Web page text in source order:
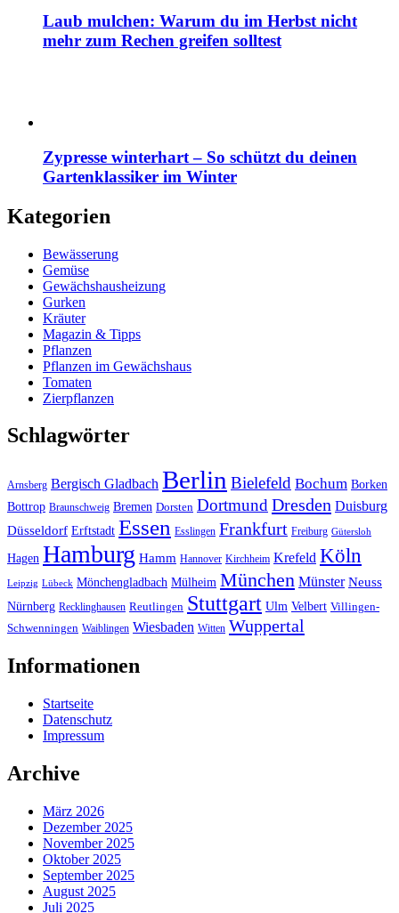
Laub mulchen: Warum du im Herbst nicht
mehr zum Rechen greifen solltest
Zypresse winterhart – So schützt du deinen
Gartenklassiker im Winter
Kategorien
Bewässerung
Gemüse
Gewächshausheizung
Gurken
Kräuter
Magazin & Tipps
Pflanzen
Pflanzen im Gewächshaus
Tomaten
Zierpflanzen
Schlagwörter
Arnsberg Bergisch Gladbach Berlin Bielefeld Bochum Borken
Bottrop Braunschweig Bremen Dorsten DortmundDresden Duisburg
Düsseldorf Erftstadt Essen Esslingen Frankfurt Freiburg Gütersloh
Hagen Hamburg Hamm Hannover Kirchheim Krefeld Köln
Leipzig Lübeck Mönchengladbach Mülheim München Münster Neuss
Nürnberg Recklinghausen Reutlingen Stuttgart Ulm Velbert Villingen-
Schwenningen Waiblingen Wiesbaden Witten Wuppertal
Informationen
Startseite
Datenschutz
Impressum
Archive
März 2026
Dezember 2025
November 2025
Oktober 2025
September 2025
August 2025
Juli 2025